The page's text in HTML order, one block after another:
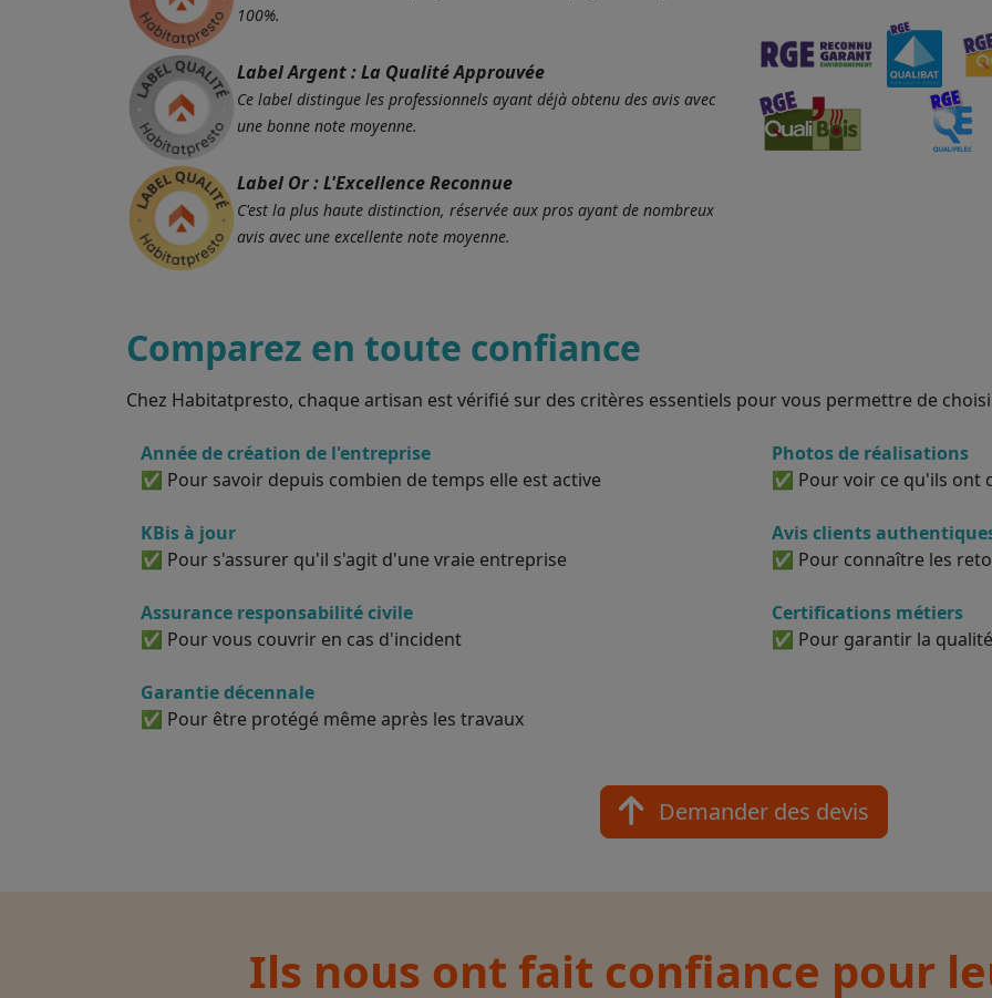
100%.
Label Argent : La Qualité Approuvée
Ce label distingue les professionnels ayant déjà obtenu des avis avec
une bonne note moyenne.
Label Or : L'Excellence Reconnue
C'est la plus haute distinction, réservée aux pros ayant de nombreux
avis avec une excellente note moyenne.
Comparez en toute confiance
Chez Habitatpresto, chaque artisan est vérifié sur des critères essentiels pour vous permettre de
Année de création de l'entreprise
✅ Pour savoir depuis combien de temps elle est active
Photos de réalisations
✅ Pour voir ce qu'ils ont
KBis à jour
✅ Pour s'assurer qu'il s'agit d'une vraie entreprise
Avis clients
✅ Pour connaître les
Assurance responsabilité civile
✅ Pour vous couvrir en cas d'incident
Certifications métiers
✅ Pour garantir la
Garantie décennale
✅ Pour être protégé même après les travaux
Demander des devis
Ils nous ont fait confiance pour